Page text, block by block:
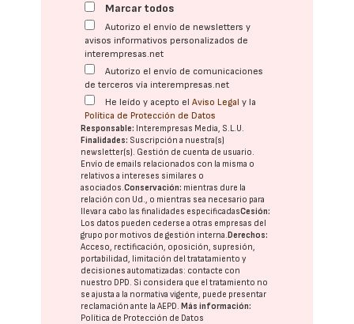
Marcar todos
Autorizo el envío de newsletters y
avisos informativos personalizados de
interempresas.net
Autorizo el envío de comunicaciones
de terceros vía interempresas.net
He leído y acepto elAviso Legal y la
Política de Protección de Datos
Responsable: Interempresas Media, S.L.U.
Finalidades: Suscripción a nuestra(s)
newsletter(s). Gestión de cuenta de usuario.
Envío de emails relacionados con la misma o
relativos a intereses similares o
asociados.Conservación: mientras dure la
relación con Ud., o mientras sea necesario para
llevar a cabo las finalidades especificadasCesión:
Los datos pueden cederse a otras empresas del
grupo por motivos de gestión interna.Derechos:
Acceso, rectificación, oposición, supresión,
portabilidad, limitación del tratatamiento y
decisiones automatizadas: contacte con
nuestro DPD. Si considera que el tratamiento no
se ajusta a la normativa vigente, puede presentar
reclamación ante laAEPD.Más información:
Política de Protección de Datos